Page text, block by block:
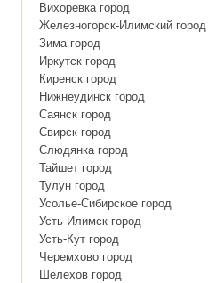
Вихоревка город
Железногорск-Илимский город
Зима город
Иркутск город
Киренск город
Нижнеудинск город
Саянск город
Свирск город
Слюдянка город
Тайшет город
Тулун город
Усолье-Сибирское город
Усть-Илимск город
Усть-Кут город
Черемхово город
Шелехов город